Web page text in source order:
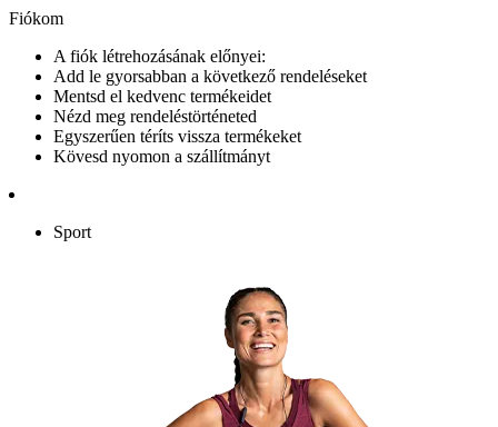
Fiókom
A fiók létrehozásának előnyei:
Add le gyorsabban a következő rendeléseket
Mentsd el kedvenc termékeidet
Nézd meg rendeléstörténeted
Egyszerűen téríts vissza termékeket
Kövesd nyomon a szállítmányt
Sport